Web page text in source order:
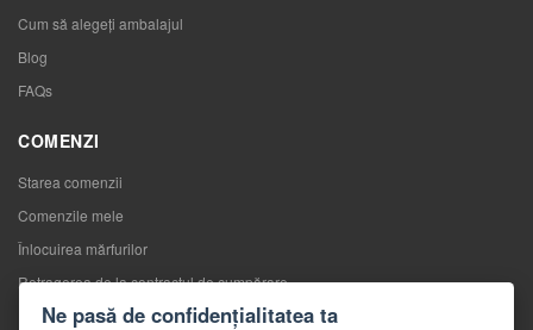
Cum să alegeţi ambalajul
Blog
FAQs
COMENZI
Starea comenzii
Comenzile mele
Înlocuirea mărfurilor
Retragerea de la contractul de cumpărare
Reclamaţii
Ne pasă de confidențialitatea ta